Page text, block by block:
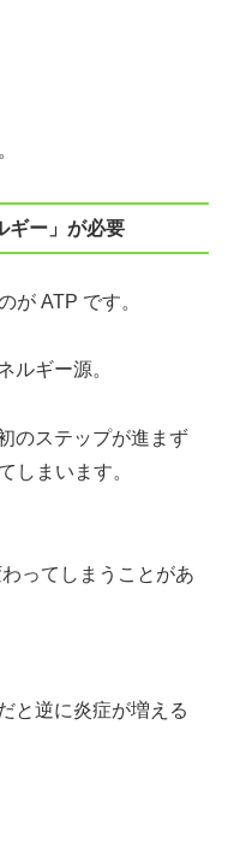
ギー」が必要
が ATP です。
ルギー源。
のステップが進まず
しまいます。
ってしまうことがあ
と逆に炎症が増える